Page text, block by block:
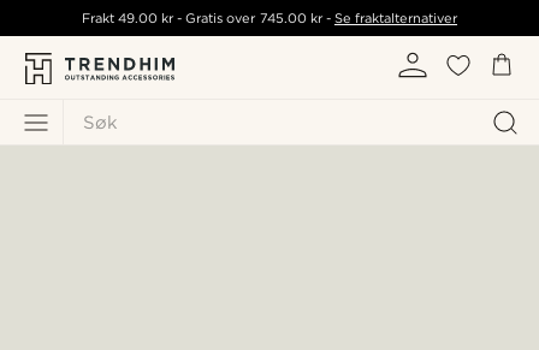
Søk
Frakt49.00 kr - Gratis over 745.00 kr- Se fraktalternativer